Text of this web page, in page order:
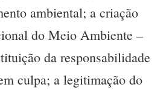
ambiental; a criação
do Meio Ambiente –
da responsabilidade
culpa; a legitimação do